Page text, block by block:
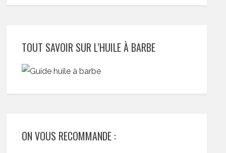
TOUT SAVOIR SUR L’HUILE À BARBE
ON VOUS RECOMMANDE :